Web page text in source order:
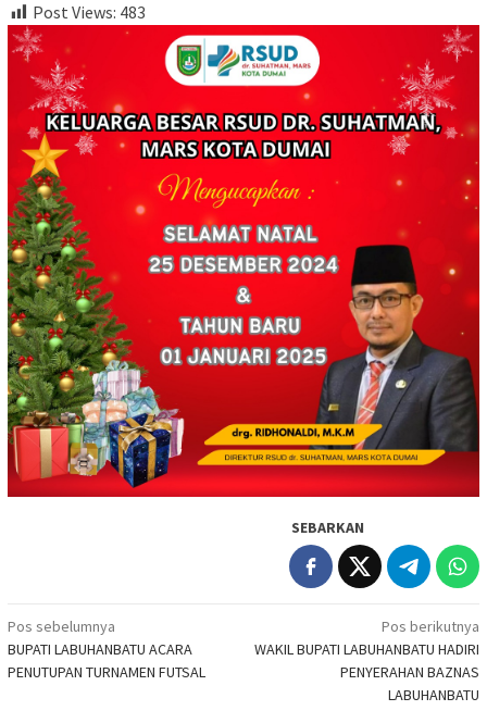
Post Views: 483
SEBARKAN
Navigasi
pos
Pos sebelumnya
BUPATI LABUHANBATU ACARA
PENUTUPAN TURNAMEN FUTSAL
Pos berikutnya
WAKIL BUPATI LABUHANBATU HADIRI
PENYERAHAN BAZNAS
LABUHANBATU